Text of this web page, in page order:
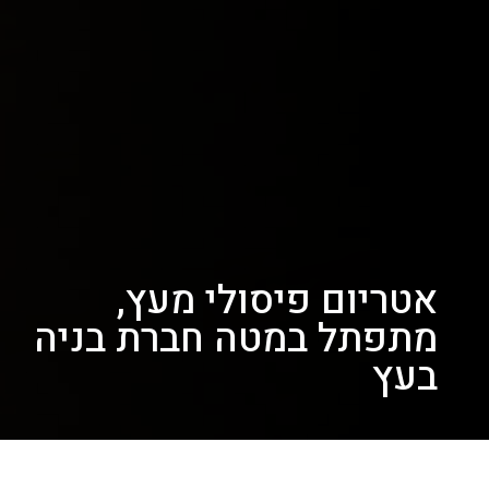
אטריום פיסולי מעץ,
מתפתל במטה חברת בניה
בעץ